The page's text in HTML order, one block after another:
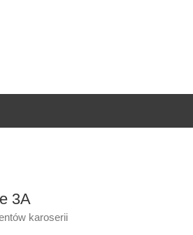
3A
karoserii